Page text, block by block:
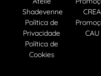
Shadevenne
Política de
Privacidade
Política de
Cookies
CREA
CAU